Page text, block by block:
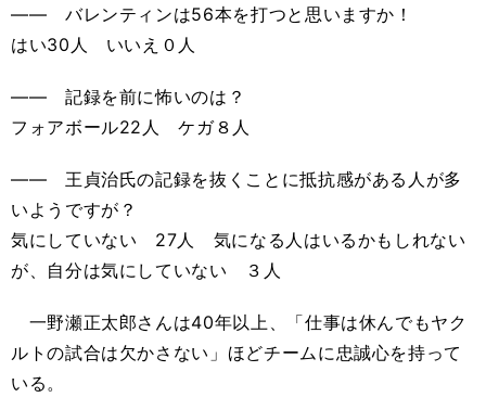
―― バレンティンは56本を打つと思いますか！
はい30人 いいえ０人
―― 記録を前に怖いのは？
フォアボール22人 ケガ８人
―― 王貞治氏の記録を抜くことに抵抗感がある人が多
いようですが？
気にしていない 27人 気になる人はいるかもしれない
が、自分は気にしていない ３人
一野瀬正太郎さんは40年以上、「仕事は休んでもヤク
ルトの試合は欠かさない」ほどチームに忠誠心を持って
いる。